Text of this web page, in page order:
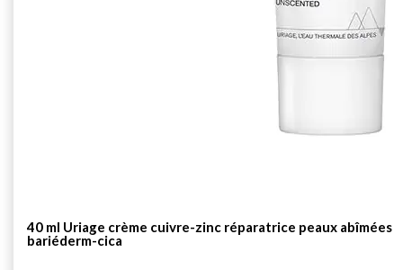
40 ml Uriage crème cuivre-zinc réparatrice peaux abîmées
bariéderm-cica